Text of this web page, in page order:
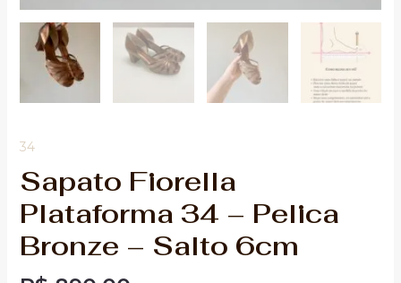
34
Sapato Fiorella
Plataforma 34 – Pelica
Bronze – Salto 6cm